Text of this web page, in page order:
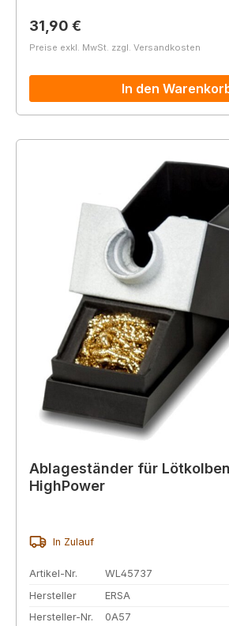
Regulärer Preis:
31,90 €
Preise exkl. MwSt. zzgl. Versandkosten
In den
Ablageständer für
HighPower
In Zulauf
Artikel-Nr.
WL45737
Hersteller
ERSA
Hersteller-Nr.
0A57